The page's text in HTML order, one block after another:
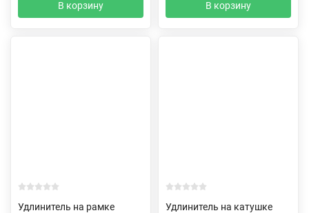
В корзину В корзину
Удлинитель на рамке
Удлинитель на катушке